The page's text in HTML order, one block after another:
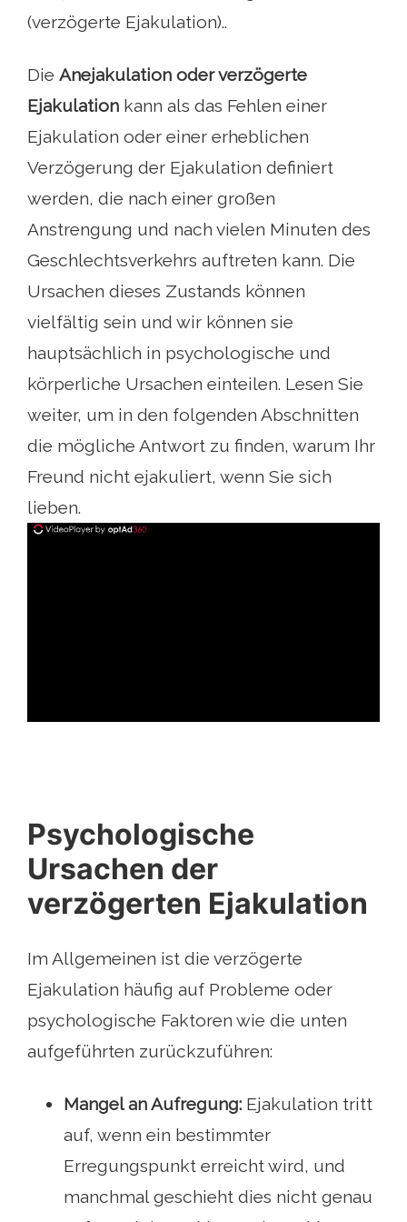
(verzögerte Ejakulation)..
Die Anejakulation oder verzögerte
Ejakulation kann als das Fehlen einer
Ejakulation oder einer erheblichen
Verzögerung der Ejakulation definiert
werden, die nach einer großen
Anstrengung und nach vielen Minuten des
Geschlechtsverkehrs auftreten kann. Die
Ursachen dieses Zustands können
vielfältig sein und wir können sie
hauptsächlich in psychologische und
körperliche Ursachen einteilen. Lesen Sie
weiter, um in den folgenden Abschnitten
die mögliche Antwort zu finden, warum Ihr
Freund nicht ejakuliert, wenn Sie sich
lieben.
Psychologische
Ursachen der
verzögerten Ejakulation
Im Allgemeinen ist die verzögerte
Ejakulation häufig auf Probleme oder
psychologische Faktoren wie die unten
aufgeführten zurückzuführen:
Mangel an Aufregung: Ejakulation tritt
auf, wenn ein bestimmter
Erregungspunkt erreicht wird, und
manchmal geschieht dies nicht genau